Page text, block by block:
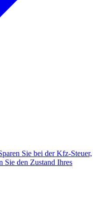
Sie bei der Kfz-Steuer,
Sie den Zustand Ihres